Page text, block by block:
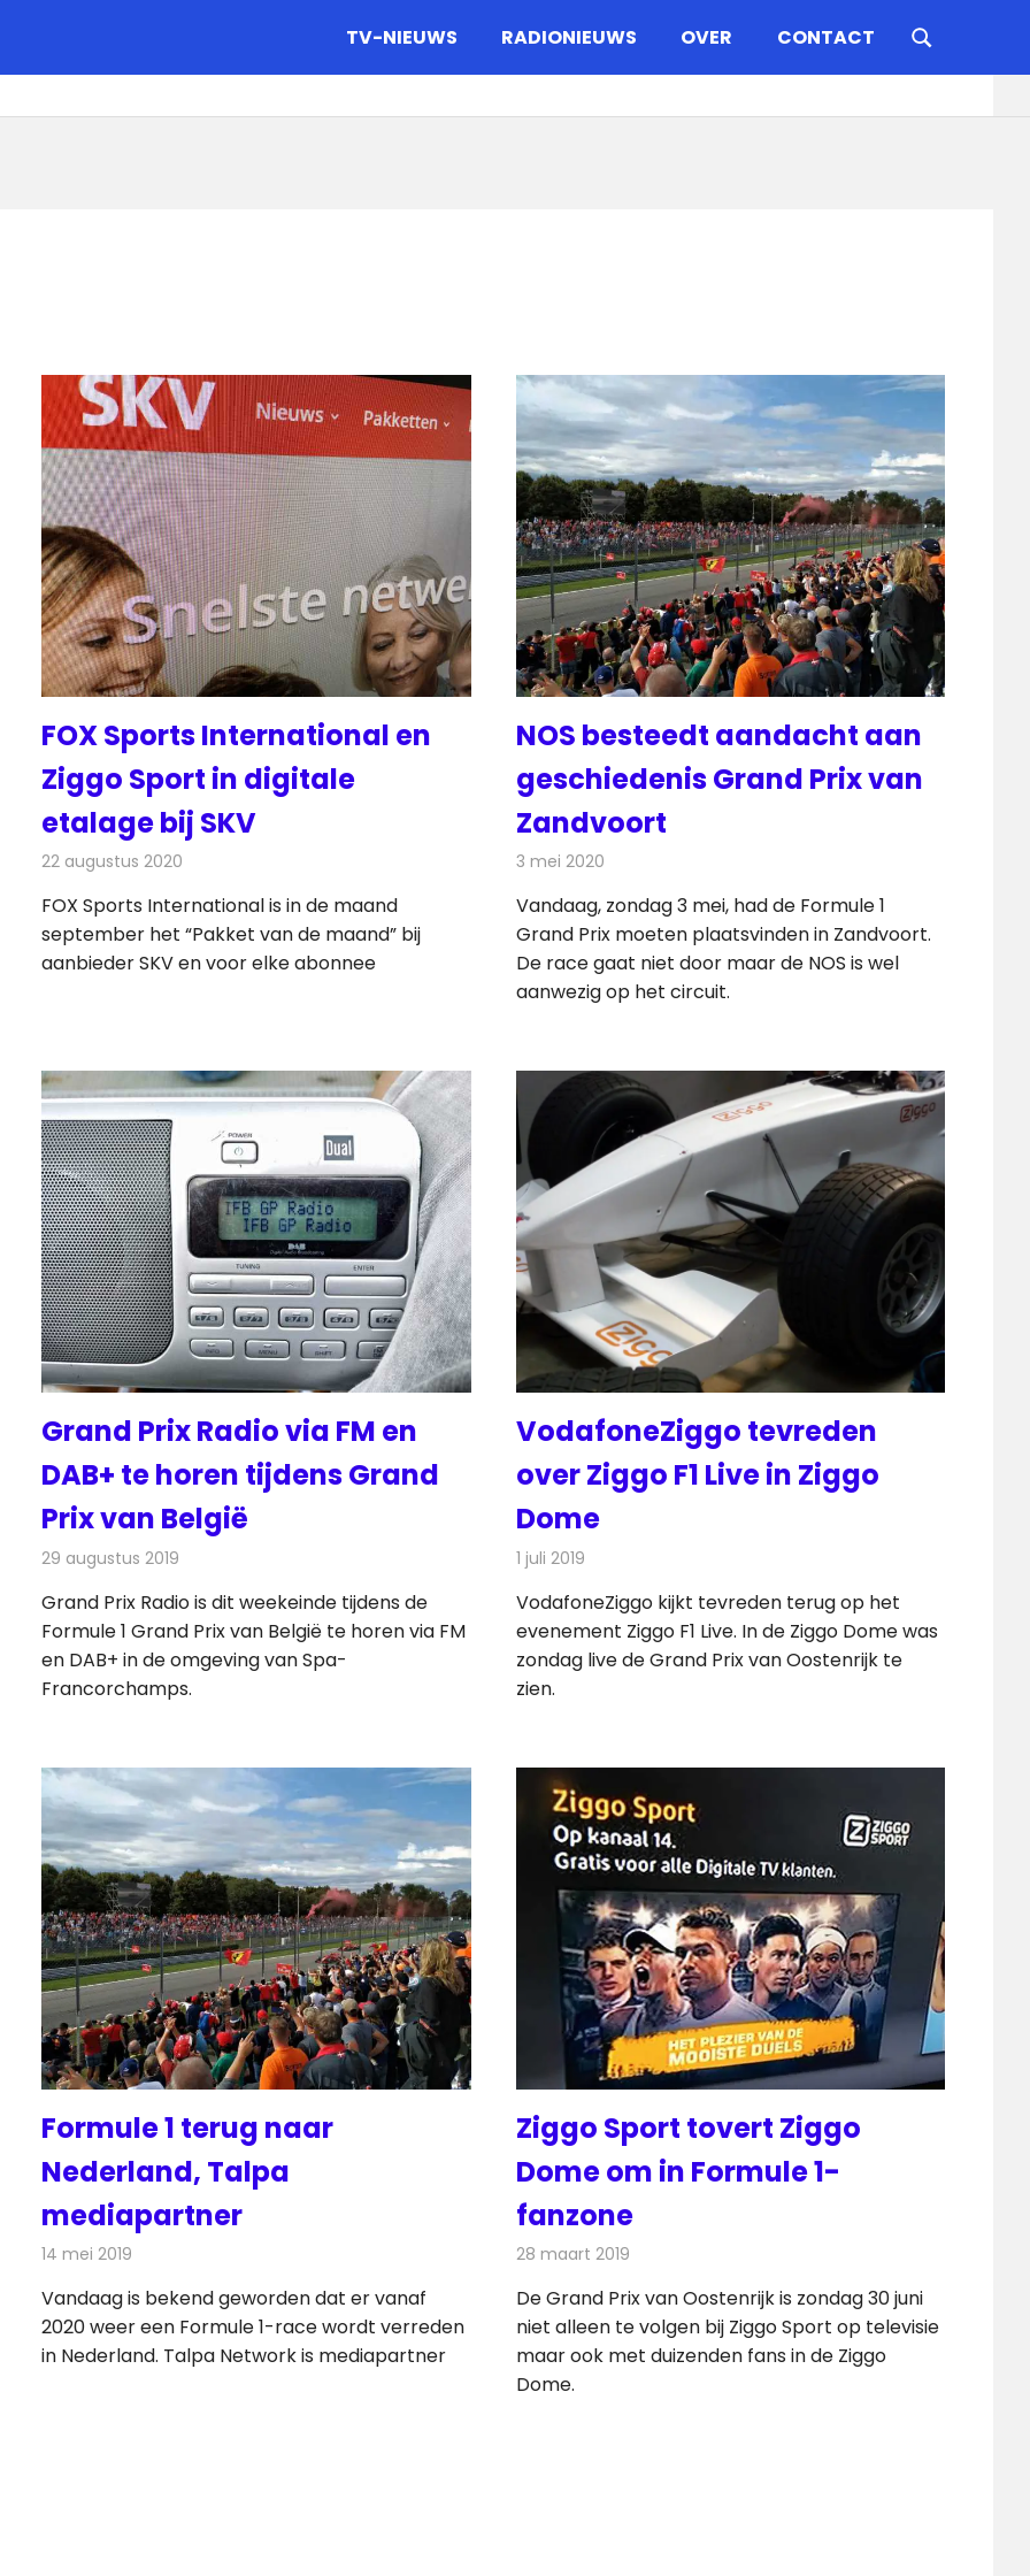
TV-NIEUWS RADIONIEUWS OVER CONTACT
FOX Sports International en
Ziggo Sport in digitale
etalage bij SKV
22 augustus 2020
FOX Sports International is in de maand
september het “Pakket van de maand” bij
aanbieder SKV en voor elke abonnee
NOS besteedt aandacht aan
geschiedenis Grand Prix van
Zandvoort
3 mei 2020
Vandaag, zondag 3 mei, had de Formule 1
Grand Prix moeten plaatsvinden in Zandvoort.
De race gaat niet door maar de NOS is wel
aanwezig op het circuit.
Grand Prix Radio via FM en
DAB+ te horen tijdens Grand
Prix van België
29 augustus 2019
Grand Prix Radio is dit weekeinde tijdens de
Formule 1 Grand Prix van België te horen via FM
en DAB+ in de omgeving van Spa-
Francorchamps.
VodafoneZiggo tevreden
over Ziggo F1 Live in Ziggo
Dome
1 juli 2019
VodafoneZiggo kijkt tevreden terug op het
evenement Ziggo F1 Live. In de Ziggo Dome was
zondag live de Grand Prix van Oostenrijk te
zien.
Formule 1 terug naar
Nederland, Talpa
mediapartner
14 mei 2019
Vandaag is bekend geworden dat er vanaf
2020 weer een Formule 1-race wordt verreden
in Nederland. Talpa Network is mediapartner
Ziggo Sport tovert Ziggo
Dome om in Formule 1-
fanzone
28 maart 2019
De Grand Prix van Oostenrijk is zondag 30 juni
niet alleen te volgen bij Ziggo Sport op televisie
maar ook met duizenden fans in de Ziggo
Dome.